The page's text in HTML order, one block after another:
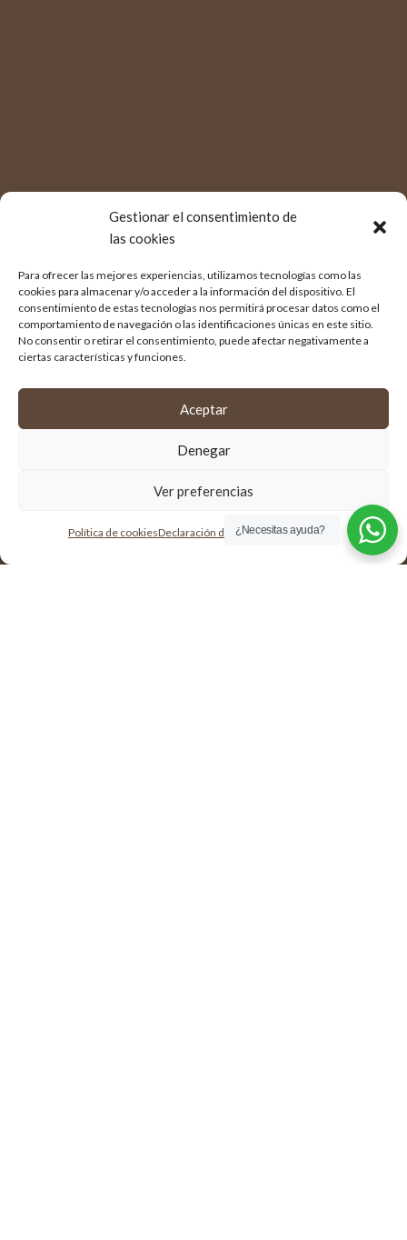
Gestionar el consentimiento de
las cookies
Para ofrecer las mejores experiencias, utilizamos tecnologías como las
cookies para almacenar y/o acceder a la información del dispositivo. El
consentimiento de estas tecnologías nos permitirá procesar datos como el
comportamiento de navegación o las identificaciones únicas en este sitio.
No consentir o retirar el consentimiento, puede afectar negativamente a
ciertas características y funciones.
Aceptar
Denegar
Ver preferencias
Política de cookiesDeclaración de privacidadImpressum
¿Necesitas ayuda?